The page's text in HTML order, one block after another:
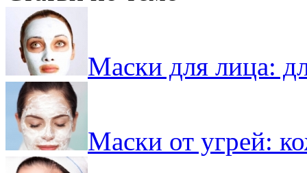
Маски для лица:
Маски от угрей: